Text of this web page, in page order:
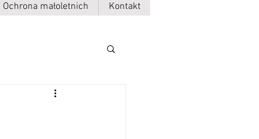
Ochrona małoletnich Kontakt